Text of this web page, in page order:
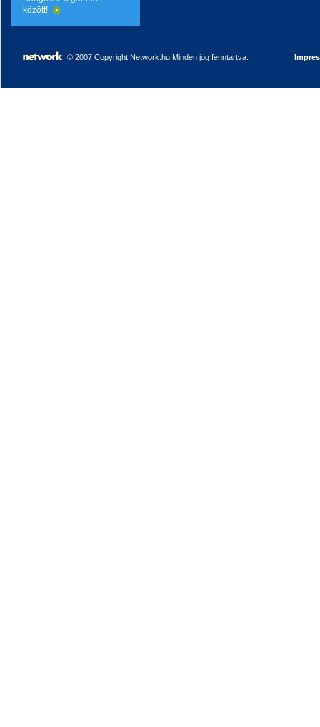
között!
© 2007 Copyright Network.hu Minden jog fenntartva.